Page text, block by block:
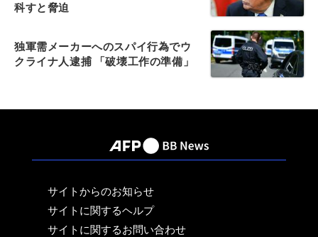
科すと脅迫
独軍需メーカーへのスパイ行為でウ
クライナ人逮捕 「破壊工作の準備」
サイトからのお知らせ
サイトに関するヘルプ
サイトに関するお問い合わせ